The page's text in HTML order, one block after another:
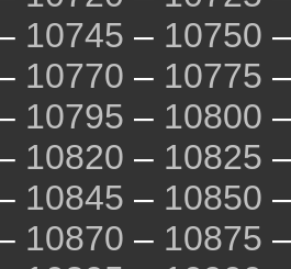
10745 – 10750
10770 – 10775
10795 – 10800
10820 – 10825
10845 – 10850
10870 – 10875